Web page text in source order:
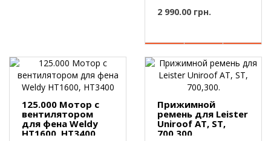
2 990.00 грн.
125.000 Мотор с
вентилятором
для фена Weldy
HT1600, HT3400
Прижимной
ремень для Leister
Uniroof AT, ST,
700,300.